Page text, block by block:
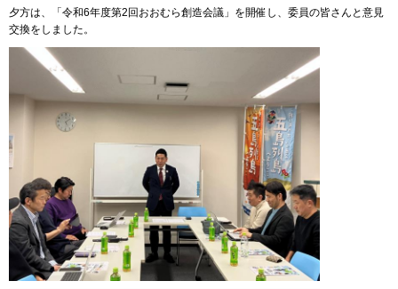
夕方は、「令和6年度第2回おおむら創造会議」を開催し、委員の皆さんと意見
交換をしました。